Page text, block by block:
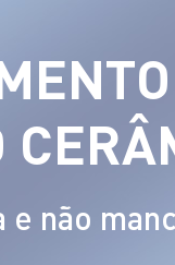
e não